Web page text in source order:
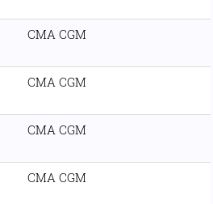
CMA CGM
CMA CGM
CMA CGM
CMA CGM